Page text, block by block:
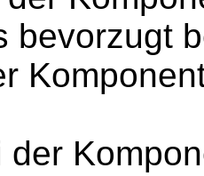
bevorzugt
der